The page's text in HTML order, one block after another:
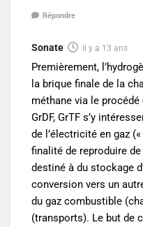
Répondre
Sonate il y a 13 ans
Premièrement,
la brique finale de la
méthane via le
GrDF, GrTF s’y
de l’électricité en gaz
finalité de reproduire de
destiné à du stockage
conversion vers un
du gaz combustible
(transports). Le but de